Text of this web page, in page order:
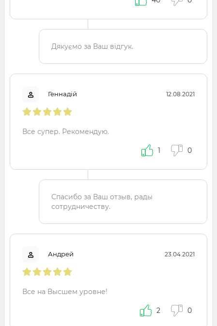
Дякуємо за Ваш відгук.
Геннадій 12.08.2021
Все супер. Рекомендую.
1 0
Спасибо за Ваш отзыв, рады
сотрудничеству.
Андрей 23.04.2021
Все на Высшем уровне!
2 0